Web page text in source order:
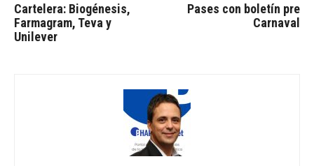
Cartelera: Biogénesis,
Farmagram, Teva y
Unilever
Pases con boletín pre
Carnaval